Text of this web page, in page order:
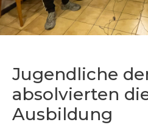
Jugendliche
absolvierten
Ausbildung